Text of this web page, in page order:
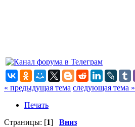
« предыдущая тема следующая тема »
Печать
Страницы: [1] Вниз